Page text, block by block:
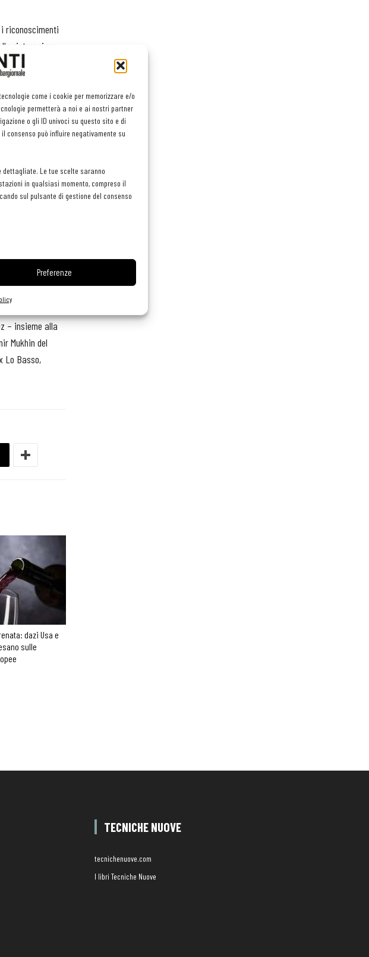
come i cookie per memorizzare e/o
permetterà a noi e ai nostri partner
o gli ID univoci su questo sito e di
consenso può influire negativamente su
Le tue scelte saranno
in qualsiasi momento, compreso il
sul pulsante di gestione del consenso
Preferenze
riconoscimenti
ristorazione
“Food
di chef e
sono preferiti
di sicuro
dei
ma
fotografi a
premia lo chef
che esordisce
– insieme alla
Mukhin del
Lo Basso,
dazi Usa e
sulle
TECNICHE NUOVE
tecnichenuove.com
I libri Tecniche Nuove